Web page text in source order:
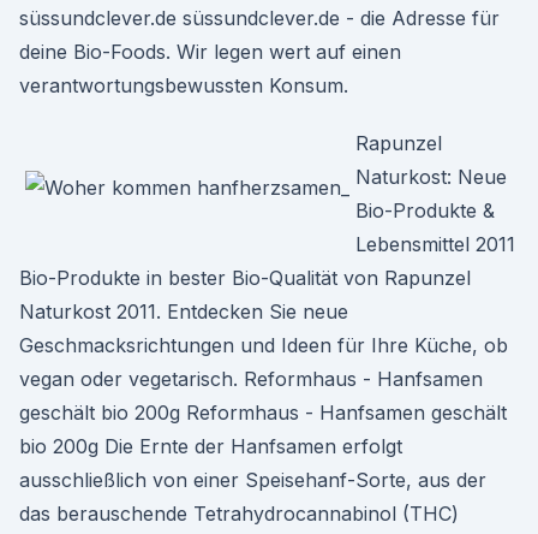
süssundclever.de süssundclever.de - die Adresse für
deine Bio-Foods. Wir legen wert auf einen
verantwortungsbewussten Konsum.
Rapunzel
Naturkost: Neue
Bio-Produkte &
Lebensmittel 2011
Bio-Produkte in bester Bio-Qualität von Rapunzel
Naturkost 2011. Entdecken Sie neue
Geschmacksrichtungen und Ideen für Ihre Küche, ob
vegan oder vegetarisch. Reformhaus - Hanfsamen
geschält bio 200g Reformhaus - Hanfsamen geschält
bio 200g Die Ernte der Hanfsamen erfolgt
ausschließlich von einer Speisehanf-Sorte, aus der
das berauschende Tetrahydrocannabinol (THC)